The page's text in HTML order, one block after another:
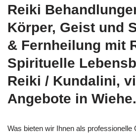
Reiki
Körper, Geist und
& Fernheilung mit
Spirituelle
Reiki / Kundalini,
Angebote in Wiehe.
Was bieten wir Ihnen als professionelle